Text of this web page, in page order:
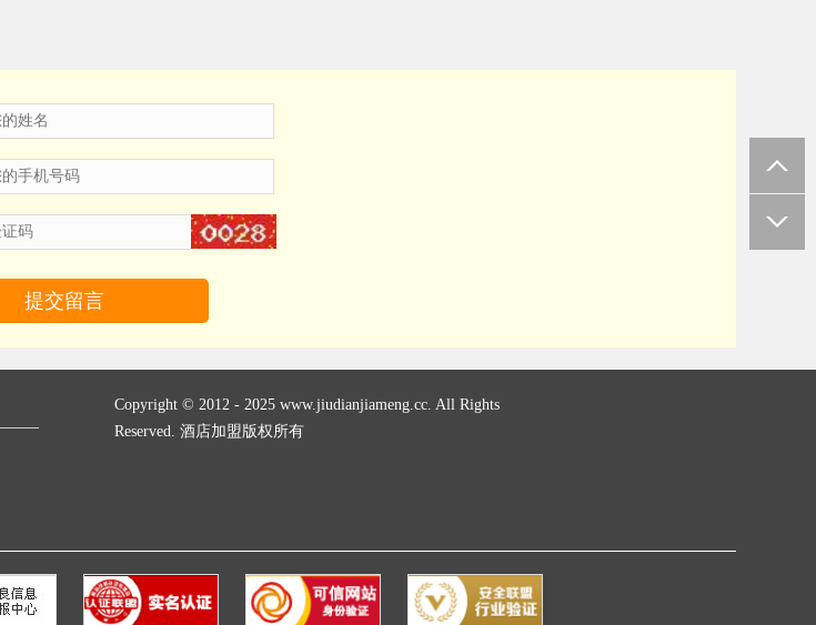
Copyright © 2012 - 2025 www.jiudianjiameng.cc. All Rights
Reserved. 酒店加盟版权所有